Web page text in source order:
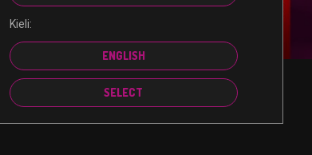
Kieli:
ENGLISH
SELECT